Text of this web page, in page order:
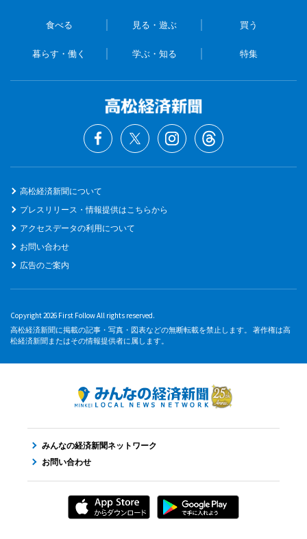
食べる 見る・遊ぶ 買う
暮らす・働く 学ぶ・知る 特集
高松経済新聞について
プレスリリース・情報提供はこちらから
アクセスデータの利用について
お問い合わせ
広告のご案内
Copyright 2026 First Follow All rights reserved.
高松経済新聞に掲載の記事・写真・図表などの無断転載を禁止します。 著作権は高
松経済新聞またはその情報提供者に属します。
みんなの経済新聞ネットワーク
お問い合わせ